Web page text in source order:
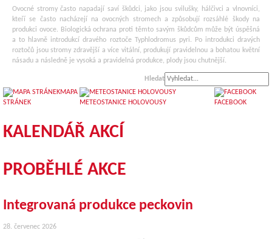
Ovocné stromy často napadají saví škůdci, jako jsou svilušky, hálčivci a vlnovníci,
kteří se často nacházejí na ovocných stromech a způsobují rozsáhlé škody na
produkci ovoce. Biologická ochrana proti těmto savým škůdcům může být úspěšná
a to hlavně introdukcí dravého roztoče Typhlodromus pyri. Po introdukci dravých
roztočů jsou stromy zdravější a více vitální, produkují pravidelnou a bohatou květní
násadu a následně je vysoká a pravidelná produkce, plody jsou chutnější.
Hledat
MAPA
STRÁNEK
METEOSTANICE HOLOVOUSY FACEBOOK
KALENDÁŘ AKCÍ
PROBĚHLÉ AKCE
Integrovaná produkce peckovin
28. červenec 2026